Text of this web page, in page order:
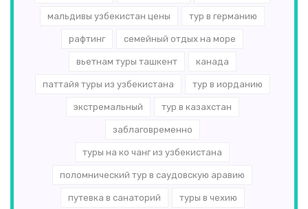
мальдивы узбекистан цены тур в германию
рафтинг семейный отдых на море
вьетнам туры ташкент канада
паттайя туры из узбекистана тур в иорданию
экстремальный тур в казахстан
заблаговременно
туры на ко чанг из узбекистана
поломнический тур в саудовскую аравию
путевка в санаторий туры в чехию